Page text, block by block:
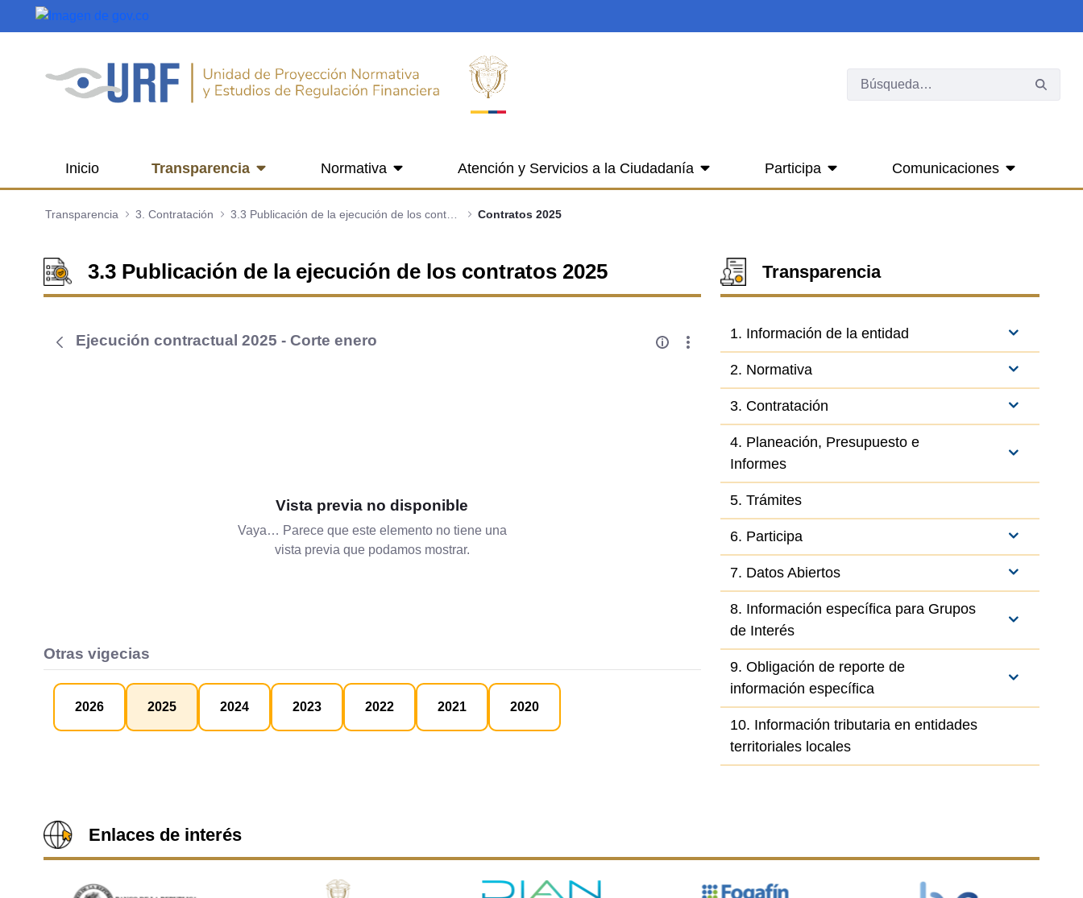
Saltar al contenido principal
Inicio Transparencia Normativa Atención y Servicios a la Ciudadanía Participa Comunicaciones
Transparencia 3. Contratación 3.3 Publicación de la ejecución de los contratos Contratos 2025
3.3 Publicación de la ejecución de los contratos 2025
Ejecución contractual 2025 - Corte enero
Vista previa no disponible
Vaya… Parece que este elemento no tiene una
vista previa que podamos mostrar.
Otras vigecias
2026 2025 2024 2023 2022 2021 2020
Transparencia
1. Información de la entidad
2. Normativa
3. Contratación
4. Planeación, Presupuesto e
Informes
5. Trámites
6. Participa
7. Datos Abiertos
8. Información específica para Grupos
de Interés
9. Obligación de reporte de
información específica
10. Información tributaria en entidades
territoriales locales
Enlaces de interés